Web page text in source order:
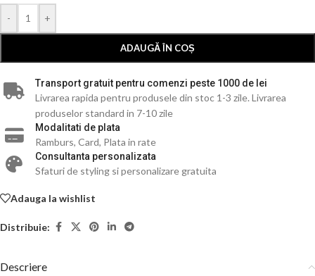
- +
ADAUGĂ ÎN COȘ
Transport gratuit pentru comenzi peste 1000 de lei
Livrarea rapida pentru produsele din stoc 1-3 zile. Livrarea
produselor standard in 7-10 zile
Modalitati de plata
Ramburs, Card, Plata in rate
Consultanta personalizata
Sfaturi de styling si personalizare gratuita
Adauga la wishlist
Distribuie:
Descriere